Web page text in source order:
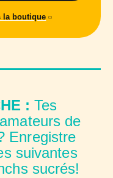
la boutique
: Tes
de
Enregistre
suivantes
sucrés!